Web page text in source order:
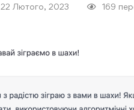
22 Лютого, 2023 169